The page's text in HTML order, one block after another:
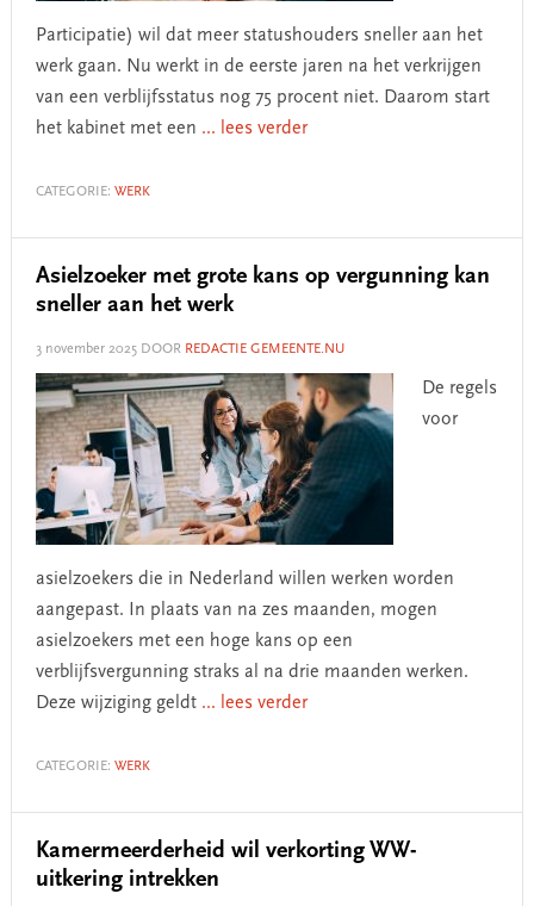
Participatie) wil dat meer statushouders sneller aan het
werk gaan. Nu werkt in de eerste jaren na het verkrijgen
van een verblijfsstatus nog 75 procent niet. Daarom start
het kabinet met een ... lees verder
CATEGORIE: WERK
Asielzoeker met grote kans op vergunning kan
sneller aan het werk
3 november 2025DOOR REDACTIE GEMEENTE.NU
De regels
voor
asielzoekers die in Nederland willen werken worden
aangepast. In plaats van na zes maanden, mogen
asielzoekers met een hoge kans op een
verblijfsvergunning straks al na drie maanden werken.
Deze wijziging geldt ... lees verder
CATEGORIE: WERK
Kamermeerderheid wil verkorting WW-
uitkering intrekken